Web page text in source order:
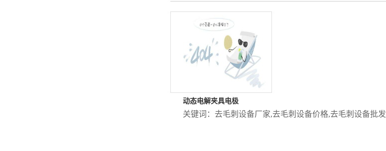
动态电解夹具电极
关键词： 去毛刺设备厂家,去毛刺设备价格,去毛刺设备批发